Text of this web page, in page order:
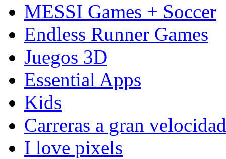
MESSI Games + Soccer
Endless Runner Games
Juegos 3D
Essential Apps
Kids
Carreras a gran velocidad
I love pixels